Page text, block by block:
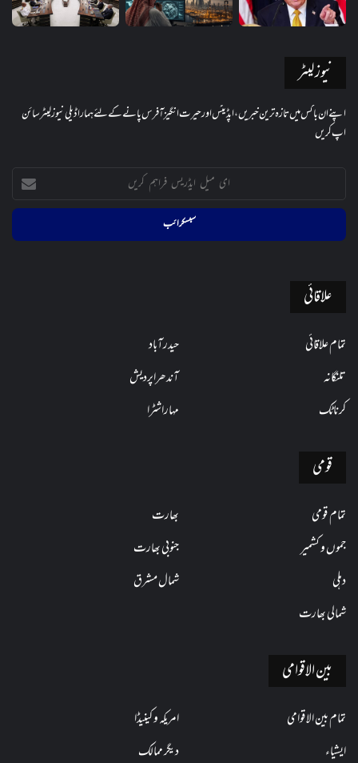
نیوز لیٹر
اپنے ان باکس میں تازہ ترین خبریں، اپڈیٹس اور حیرت انگیز آفرس پانے کے لئے ہمارا ڈیلی نیوز لیٹر سائن
اپ کریں
ایڈریس
کریں
علاقائی
تمام علاقائی
حیدرآباد
تلنگانہ
آندھراپردیش
کرناٹک
مہاراشٹرا
قومی
تمام قومی
بھارت
جموں و کشمیر
جنوبی بھارت
دہلی
شمال مشرق
شمالی بھارت
بین الاقوامی
تمام بین الاقوامی
امریکہ و کینیڈا
ایشیاء
دیگر ممالک